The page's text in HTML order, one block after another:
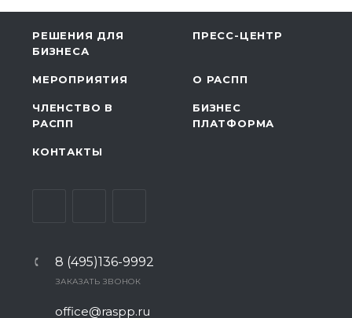
РЕШЕНИЯ ДЛЯ
БИЗНЕСА
ПРЕСС-ЦЕНТР
МЕРОПРИЯТИЯ О РАСПП
ЧЛЕНСТВО В
РАСПП
БИЗНЕС
ПЛАТФОРМА
КОНТАКТЫ
8 (495)136-9992
ЗАКАЗАТЬ ЗВОНОК
office@raspp.ru